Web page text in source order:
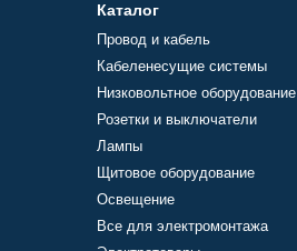
Каталог
Провод и кабель
Кабеленесущие системы
Низковольтное оборудование
Розетки и выключатели
Лампы
Щитовое оборудование
Освещение
Все для электромонтажа